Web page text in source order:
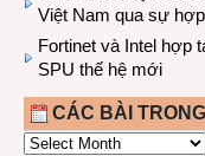
Việt Nam qua sự
Fortinet và Intel hợp
SPU thế hệ mới
CÁC BÀI
CÁC